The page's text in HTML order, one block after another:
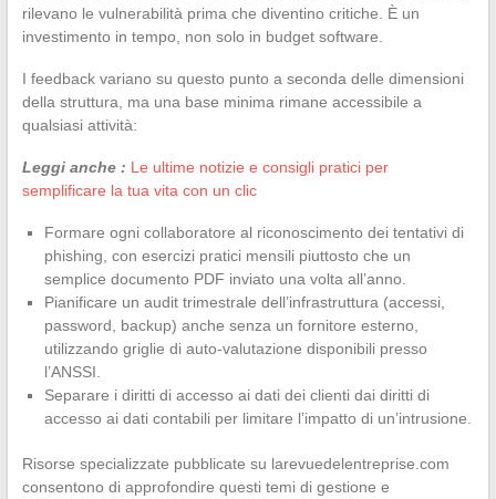
rilevano le vulnerabilità prima che diventino critiche. È un
investimento in tempo, non solo in budget software.
I feedback variano su questo punto a seconda delle dimensioni
della struttura, ma una base minima rimane accessibile a
qualsiasi attività:
Leggi anche : Le ultime notizie e consigli pratici per
semplificare la tua vita con un clic
Formare ogni collaboratore al riconoscimento dei tentativi di
phishing, con esercizi pratici mensili piuttosto che un
semplice documento PDF inviato una volta all’anno.
Pianificare un audit trimestrale dell’infrastruttura (accessi,
password, backup) anche senza un fornitore esterno,
utilizzando griglie di auto-valutazione disponibili presso
l’ANSSI.
Separare i diritti di accesso ai dati dei clienti dai diritti di
accesso ai dati contabili per limitare l’impatto di un’intrusione.
Risorse specializzate pubblicate su larevuedelentreprise.com
consentono di approfondire questi temi di gestione e